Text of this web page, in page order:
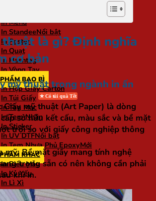
In Menu
In Standee
In Poster
In Quạt
In Hashtag
In Vòng Tay
BAO BÌ
In Hộp Giấy Carton
In Túi Giấy
In Tag Mác
In Tem Nhãn
In Sticker
In UV DTF
In Tem Nhựa Phủ Epoxy
KHÁC
In Biểu Mẫu
In Kỷ Yếu
In Lì Xì
In Lịch
thuật là gì? Định nghĩa
cơ bản
mỹ thuật trong ngành in ấn
Giấy mỹ thuật (Art Paper) là dòng
sở hữu kết cấu, màu sắc và bề mặt
trội so với giấy công nghiệp thông
mỹ:Bề mặt giấy mang tính nghệ
trọng sẵn có nên không cần phải
khi in.